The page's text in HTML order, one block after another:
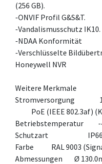
(256 GB).
-ONVIF Profil G&S&T.
-Vandalismusschutz IK10.
-NDAA Konformität
-Verschlüsselte
Honeywell NVR
Weitere Merkmale
Stromversorgung 12
PoE (IEEE 802.3af)
Betriebstemperatur -
Schutzart IP66
Farbe RAL 9003
Abmessungen Ø